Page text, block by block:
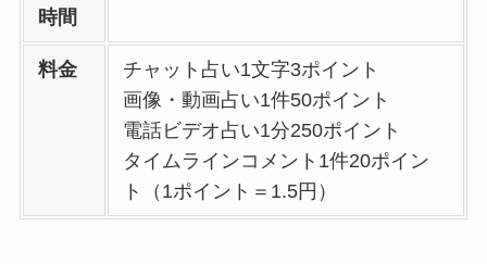
時間
料金
チャット占い1文字3ポイント
画像・動画占い1件50ポイント
電話ビデオ占い1分250ポイント
タイムラインコメント1件20ポイン
ト（1ポイント＝1.5円）